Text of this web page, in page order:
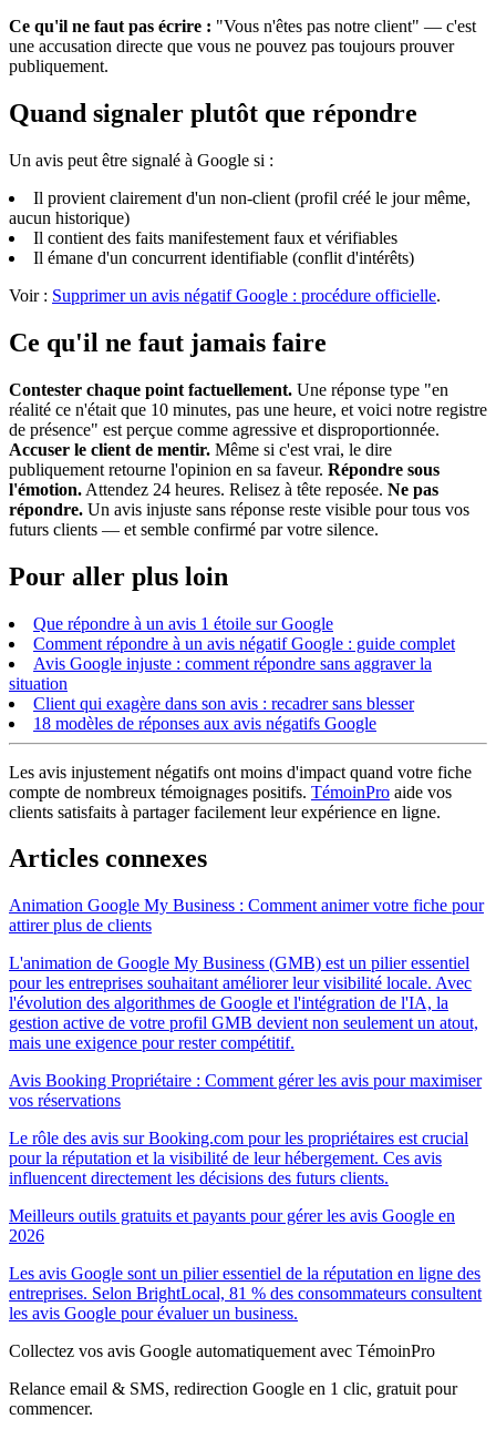
Ce qu'il ne faut pas écrire : "Vous n'êtes pas notre client" — c'est
une accusation directe que vous ne pouvez pas toujours prouver
publiquement.
Quand signaler plutôt que répondre
Un avis peut être signalé à Google si :
Il provient clairement d'un non-client (profil créé le jour même,
aucun historique)
Il contient des faits manifestement faux et vérifiables
Il émane d'un concurrent identifiable (conflit d'intérêts)
Voir : Supprimer un avis négatif Google : procédure officielle.
Ce qu'il ne faut jamais faire
Contester chaque point factuellement. Une réponse type "en
réalité ce n'était que 10 minutes, pas une heure, et voici notre registre
de présence" est perçue comme agressive et disproportionnée.
Accuser le client de mentir. Même si c'est vrai, le dire
publiquement retourne l'opinion en sa faveur. Répondre sous
l'émotion. Attendez 24 heures. Relisez à tête reposée. Ne pas
répondre. Un avis injuste sans réponse reste visible pour tous vos
futurs clients — et semble confirmé par votre silence.
Pour aller plus loin
Que répondre à un avis 1 étoile sur Google
Comment répondre à un avis négatif Google : guide complet
Avis Google injuste : comment répondre sans aggraver la
situation
Client qui exagère dans son avis : recadrer sans blesser
18 modèles de réponses aux avis négatifs Google
Les avis injustement négatifs ont moins d'impact quand votre fiche
compte de nombreux témoignages positifs. TémoinPro aide vos
clients satisfaits à partager facilement leur expérience en ligne.
Articles connexes
Animation Google My Business : Comment animer votre fiche pour
attirer plus de clients
L'animation de Google My Business (GMB) est un pilier essentiel
pour les entreprises souhaitant améliorer leur visibilité locale. Avec
l'évolution des algorithmes de Google et l'intégration de l'IA, la
gestion active de votre profil GMB devient non seulement un atout,
mais une exigence pour rester compétitif.
Avis Booking Propriétaire : Comment gérer les avis pour maximiser
vos réservations
Le rôle des avis sur Booking.com pour les propriétaires est crucial
pour la réputation et la visibilité de leur hébergement. Ces avis
influencent directement les décisions des futurs clients.
Meilleurs outils gratuits et payants pour gérer les avis Google en
2026
Les avis Google sont un pilier essentiel de la réputation en ligne des
entreprises. Selon BrightLocal, 81 % des consommateurs consultent
les avis Google pour évaluer un business.
Collectez vos avis Google automatiquement avec TémoinPro
Relance email & SMS, redirection Google en 1 clic, gratuit pour
commencer.